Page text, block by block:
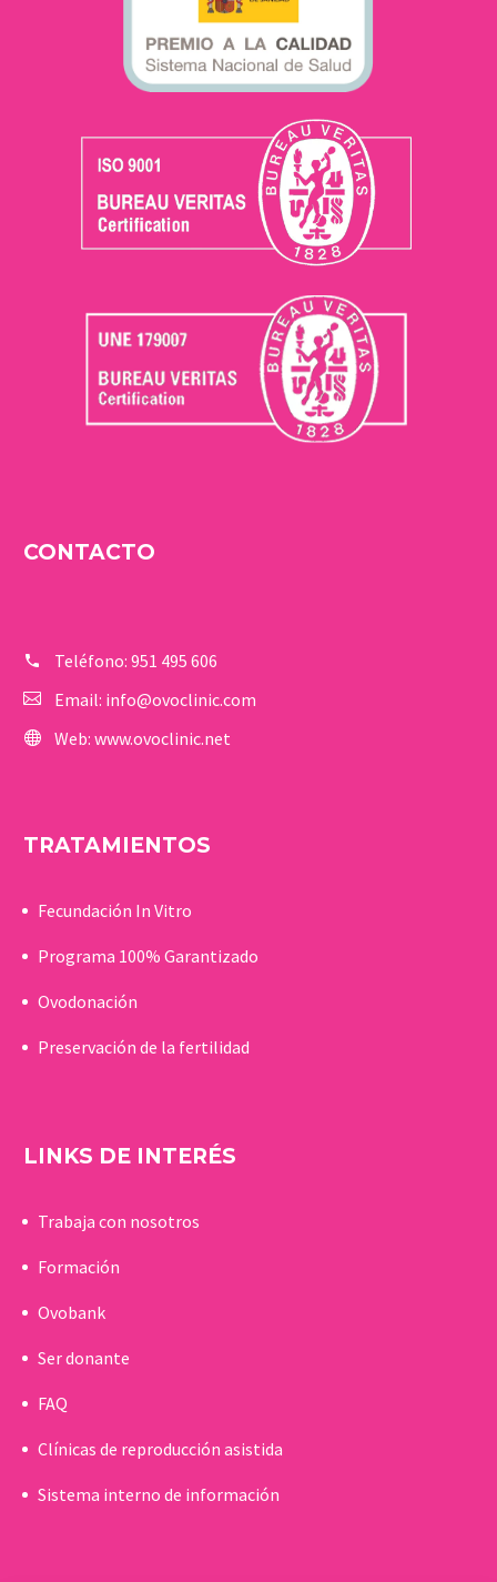
CONTACTO
Teléfono: 951 495 606
Email: info@ovoclinic.com
Web: www.ovoclinic.net
TRATAMIENTOS
Fecundación In Vitro
Programa 100% Garantizado
Ovodonación
Preservación de la fertilidad
LINKS DE INTERÉS
Trabaja con nosotros
Formación
Ovobank
Ser donante
FAQ
Clínicas de reproducción asistida
Sistema interno de información